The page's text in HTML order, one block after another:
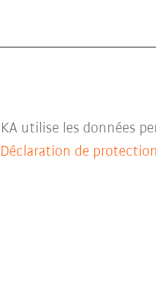
utilise les données
Déclaration de